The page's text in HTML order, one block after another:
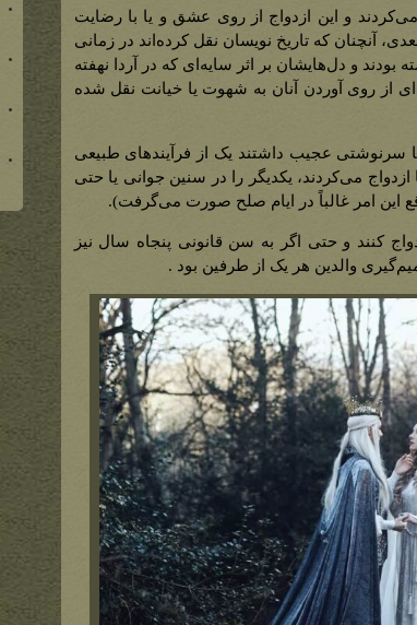
و این ازدواج از روی عشق و یا با رضایت
که تاریخ نویسان نقل کرده‌اند در زمانی
بودند و دل‌هایشان بر اثر سایه‌ای که در آردا نهفته
از روی آوردن آنان به شهوت یا خیانت نقل شده
یا سرنوشتی عجیب داشتند یک از فرآیندهای طبیعی
می‌کردند، یکدیگر را در‌ سنین جوانی یا حتی
این امر غالباً در ایام صلح صورت می‌گرفت).
کنند و حتی اگر به سن قانونی پنجاه سال نیز
والدین هر یک از طرفین بود .